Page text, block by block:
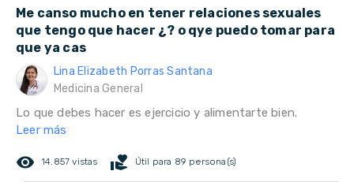
Me canso mucho en tener relaciones sexuales
que tengo que hacer ¿? o qye puedo tomar para
que ya cas
Lina Elizabeth Porras Santana
Medicina General
Lo que debes hacer es ejercicio y alimentarte bien.
Leer más
remove_red_eye 14.857 vistas volunteer_activism Útil para 89 persona(s)